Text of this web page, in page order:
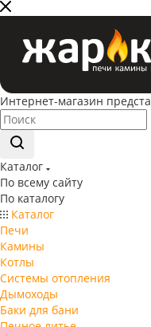
Интернет-магазин
Каталог
По всему сайту
По каталогу
Каталог
Печи
Камины
Котлы
Системы отопления
Дымоходы
Баки для бани